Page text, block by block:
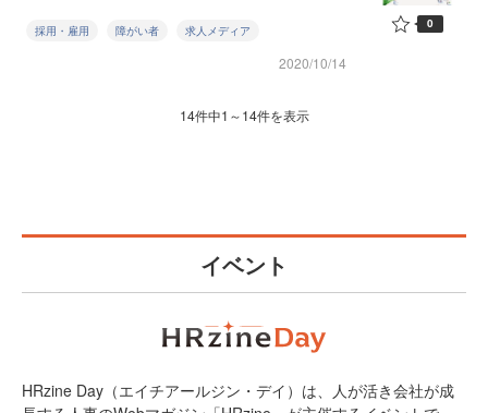
採用・雇用 障がい者 求人メディア
2020/10/14
0
14件中1～14件を表示
イベント
HRzine Day（エイチアールジン・デイ）は、人が活き会社が成